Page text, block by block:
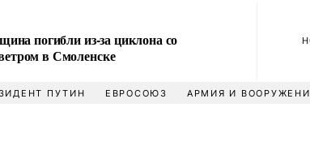
погибли из-за циклона со
в Смоленске
ПУТИН ЕВРОСОЮЗ АРМИЯ И